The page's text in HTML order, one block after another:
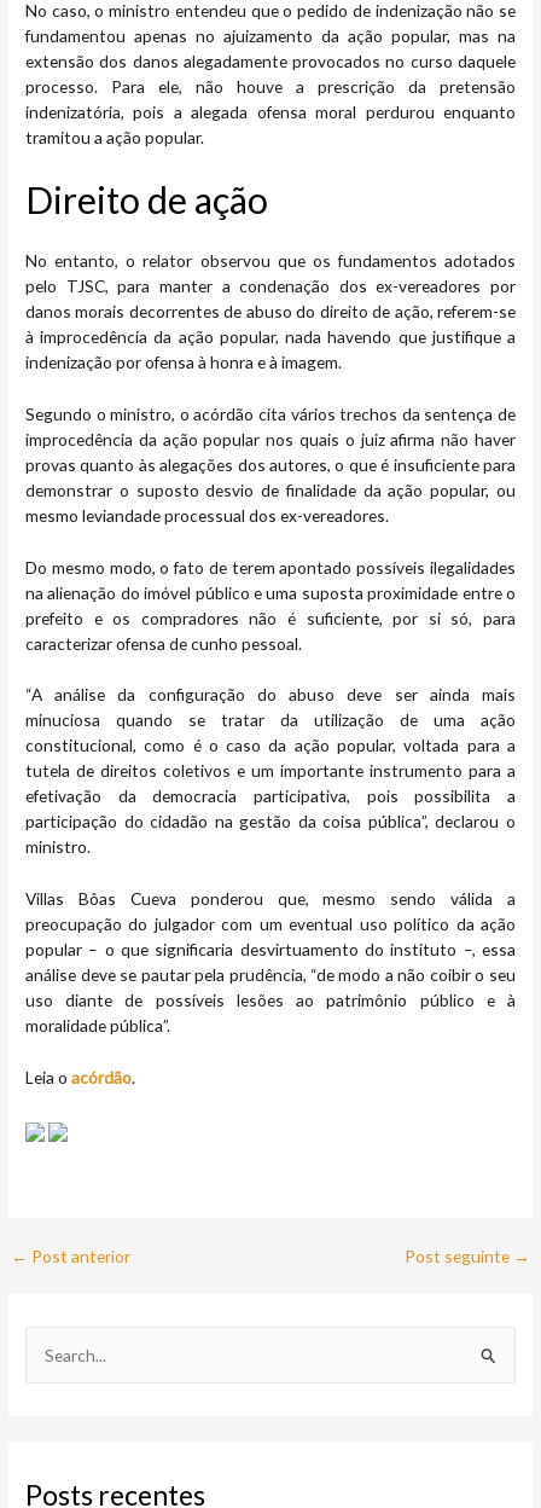
No caso, o ministro entendeu que o pedido de indenização não se
fundamentou apenas no ajuizamento da ação popular, mas na
extensão dos danos alegadamente provocados no curso daquele
processo. Para ele, não houve a prescrição da pretensão
indenizatória, pois a alegada ofensa moral perdurou enquanto
tramitou a ação popular.
Dir​​eito de ação
No entanto, o relator observou que os fundamentos adotados
pelo TJSC, para manter a condenação dos ex-vereadores por
danos morais decorrentes de abuso do direito de ação, referem-se
à improcedência da ação popular, nada havendo que justifique a
indenização por ofensa à honra e à imagem.
Segundo o ministro, o acórdão cita vários trechos da sentença de
improcedência da ação popular nos quais o juiz afirma não haver
provas quanto às alegações dos autores, o que é insuficiente para
demonstrar o suposto desvio de finalidade da ação popular, ou
mesmo leviandade processual dos ex-vereadores.
Do mesmo modo, o fato de terem apontado possíveis ilegalidades
na alienação do imóvel público e uma suposta proximidade entre o
prefeito e os compradores não é suficiente, por si só, para
caracterizar ofensa de cunho pessoal.
“A análise da configuração do abuso deve ser ainda mais
minuciosa quando se tratar da utilização de uma ação
constitucional, como é o caso da ação popular, voltada para a
tutela de direitos coletivos e um importante instrumento para a
efetivação da democracia participativa, pois possibilita a
participação do cidadão na gestão da coisa pública”, declarou o
ministro.
Villas Bôas Cueva ponderou que, mesmo sendo válida a
preocupação do julgador com um eventual uso político da ação
popular – o que significaria desvirtuamento do instituto –, essa
análise deve se pautar pela prudência, “de modo a não coibir o seu
uso diante de possíveis lesões ao patrimônio público e à
moralidade pública”.
Leia oacórdão.
← Post anterior Post seguinte →
u
Posts recentes